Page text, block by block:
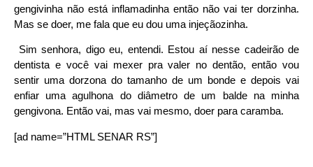
gengivinha não está inflamadinha então não vai ter dorzinha.
Mas se doer, me fala que eu dou uma injeçãozinha.
Sim senhora, digo eu, entendi. Estou aí nesse cadeirão de
dentista e você vai mexer pra valer no dentão, então vou
sentir uma dorzona do tamanho de um bonde e depois vai
enfiar uma agulhona do diâmetro de um balde na minha
gengivona. Então vai, mas vai mesmo, doer para caramba.
[ad name=”HTML SENAR RS”]